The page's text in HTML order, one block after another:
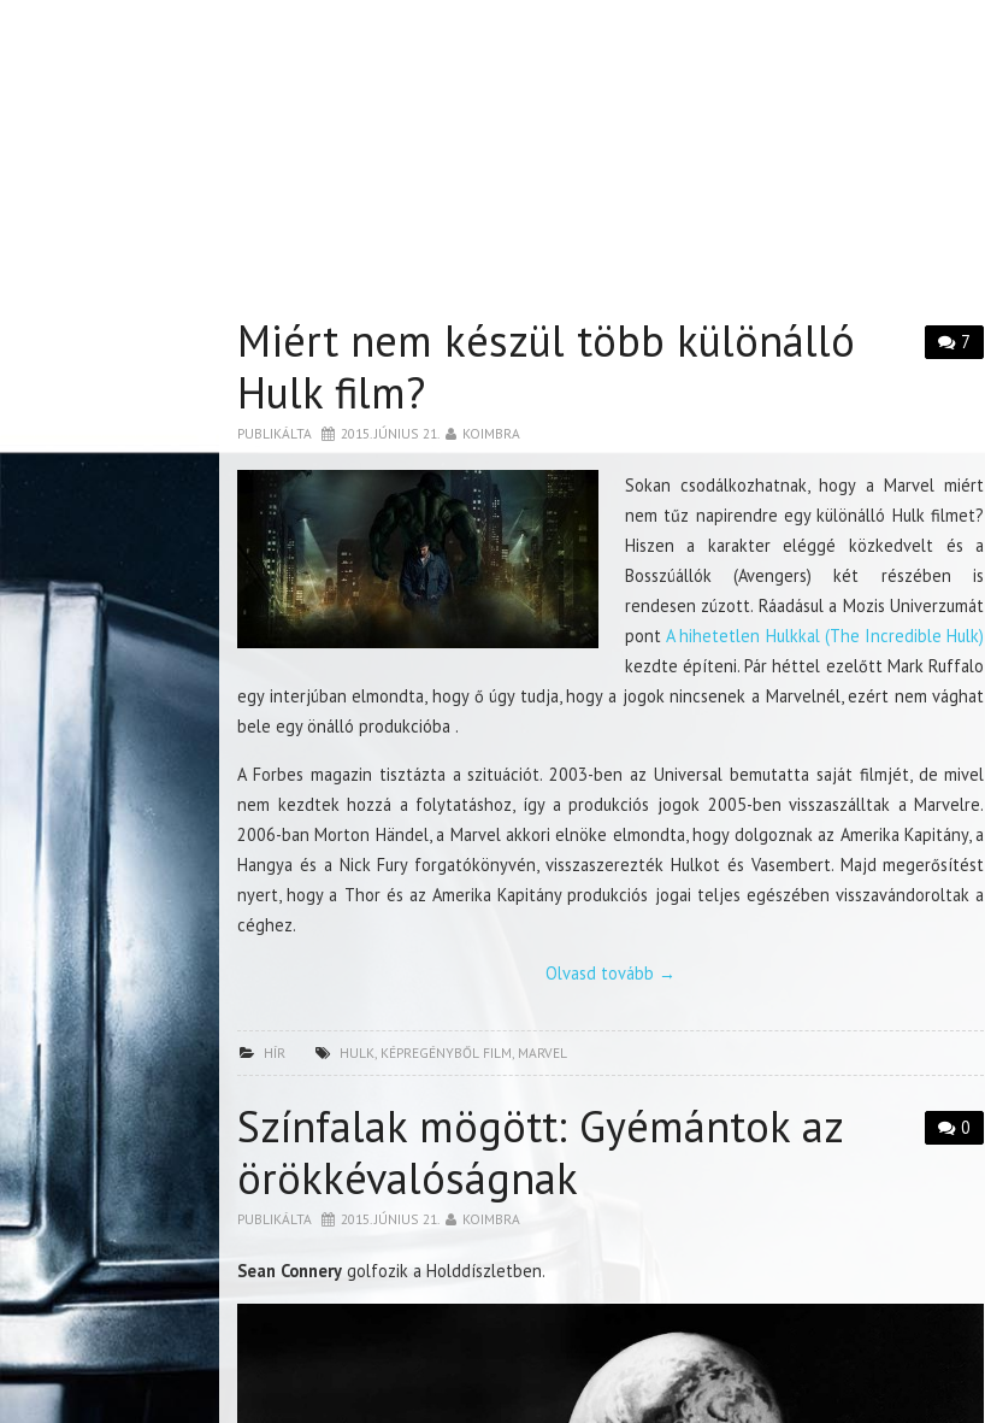
7
Miért nem készül több különálló
Hulk film?
PUBLIKÁLTA 2015. JÚNIUS 21. KOIMBRA
Sokan csodálkozhatnak, hogy a Marvel miért
nem tűz napirendre egy különálló Hulk filmet?
Hiszen a karakter eléggé közkedvelt és a
Bosszúállók (Avengers) két részében is
rendesen zúzott. Ráadásul a Mozis Univerzumát
pont A hihetetlen Hulkkal (The Incredible Hulk)
kezdte építeni. Pár héttel ezelőtt Mark Ruffalo
egy interjúban elmondta, hogy ő úgy tudja, hogy a jogok nincsenek a Marvelnél, ezért nem vághat
bele egy önálló produkcióba .
A Forbes magazin tisztázta a szituációt. 2003-ben az Universal bemutatta saját filmjét, de mivel
nem kezdtek hozzá a folytatáshoz, így a produkciós jogok 2005-ben visszaszálltak a Marvelre.
2006-ban Morton Händel, a Marvel akkori elnöke elmondta, hogy dolgoznak az Amerika Kapitány, a
Hangya és a Nick Fury forgatókönyvén, visszaszerezték Hulkot és Vasembert. Majd megerősítést
nyert, hogy a Thor és az Amerika Kapitány produkciós jogai teljes egészében visszavándoroltak a
céghez.
Olvasd tovább →
HÍR HULK, KÉPREGÉNYBŐL FILM, MARVEL
0
Színfalak mögött: Gyémántok az
örökkévalóságnak
PUBLIKÁLTA 2015. JÚNIUS 21. KOIMBRA
Sean Connery golfozik a Holddíszletben.